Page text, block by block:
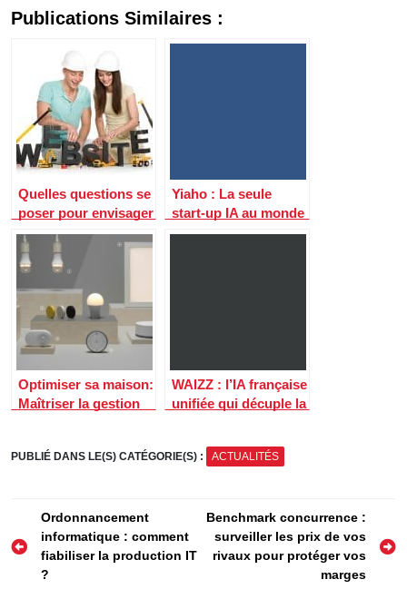
Publications Similaires :
Quelles questions se
poser pour envisager
une refonte : les
étapes dans la mise
en œuvre
Yiaho : La seule
start-up IA au monde
qui est rentable… en
Optimiser sa maison:
Maîtriser la gestion
luminosité avec la
WAIZZ : l’IA française
unifiée qui décuple la
PUBLIÉ DANS LE(S) CATÉGORIE(S) : ACTUALITÉS
Navigation
de
l’article
Ordonnancement
informatique : comment
fiabiliser la production IT
?
Benchmark concurrence :
surveiller les prix de vos
rivaux pour protéger vos
marges